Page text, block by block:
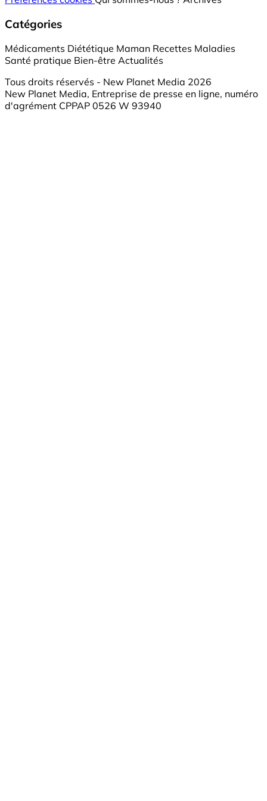
Catégories
Médicaments Diététique Maman Recettes Maladies
Santé pratique Bien-être Actualités
Tous droits réservés - New Planet Media 2026
New Planet Media, Entreprise de presse en ligne, numéro
d'agrément CPPAP 0526 W 93940